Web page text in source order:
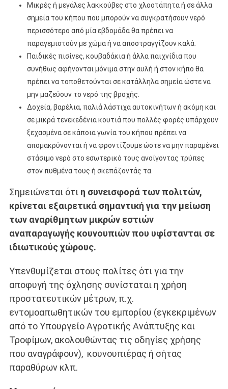
Μικρές ή μεγάλες λακκούβες στο χλοοτάπητα ή σε άλλα
σημεία του κήπου που μπορούν να συγκρατήσουν νερό
περισσότερο από μία εβδομάδα θα πρέπει να
παραγεμιστούν με χώμα ή να αποστραγγίζουν καλά.
Παιδικές πισίνες, κουβαδάκια ή άλλα παιχνίδια που
συνήθως αφήνονται μόνιμα στην αυλή ή στον κήπο θα
πρέπει να τοποθετούνται σε κατάλληλα σημεία ώστε να
μην μαζεύουν το νερό της βροχής.
Δοχεία, βαρέλια, παλιά λάστιχα αυτοκινήτων ή ακόμη και
σε μικρά τενεκεδένια κουτιά που πολλές φορές υπάρχουν
ξεχασμένα σε κάποια γωνία του κήπου πρέπει να
απομακρύνονται ή να φροντίζουμε ώστε να μην παραμένει
στάσιμο νερό στο εσωτερικό τους ανοίγοντας τρύπες
στον πυθμένα τους ή σκεπάζοντάς τα.
Σημειώνεται ότι η συνεισφορά των πολιτών,
κρίνεται εξαιρετικά σημαντική για την μείωση
των αναρίθμητων μικρών εστιών
αναπαραγωγής κουνουπιών που υφίστανται σε
ιδιωτικούς χώρους.
Υπενθυμίζεται στους πολίτες ότι για την
αποφυγή της όχλησης συνίσταται η χρήση
προστατευτικών μέτρων, π.χ.
εντομοαπωθητικών του εμπορίου (εγκεκριμένων
από το Υπουργείο Αγροτικής Ανάπτυξης και
Τροφίμων, ακολουθώντας τις οδηγίες χρήσης
που αναγράφουν), κουνουπιέρας ή σήτας
παραθύρων κλπ.